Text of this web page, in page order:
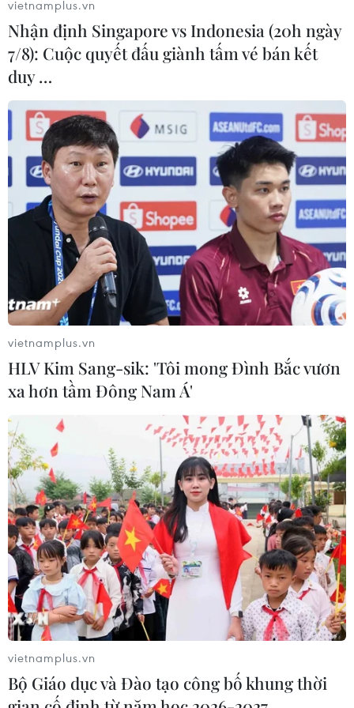
vietnamplus.vn
Nhận định Singapore vs Indonesia (20h ngày
7/8): Cuộc quyết đấu giành tấm vé bán kết
duy …
vietnamplus.vn
HLV Kim Sang-sik: 'Tôi mong Đình Bắc vươn
xa hơn tầm Đông Nam Á'
vietnamplus.vn
Bộ Giáo dục và Đào tạo công bố khung thời